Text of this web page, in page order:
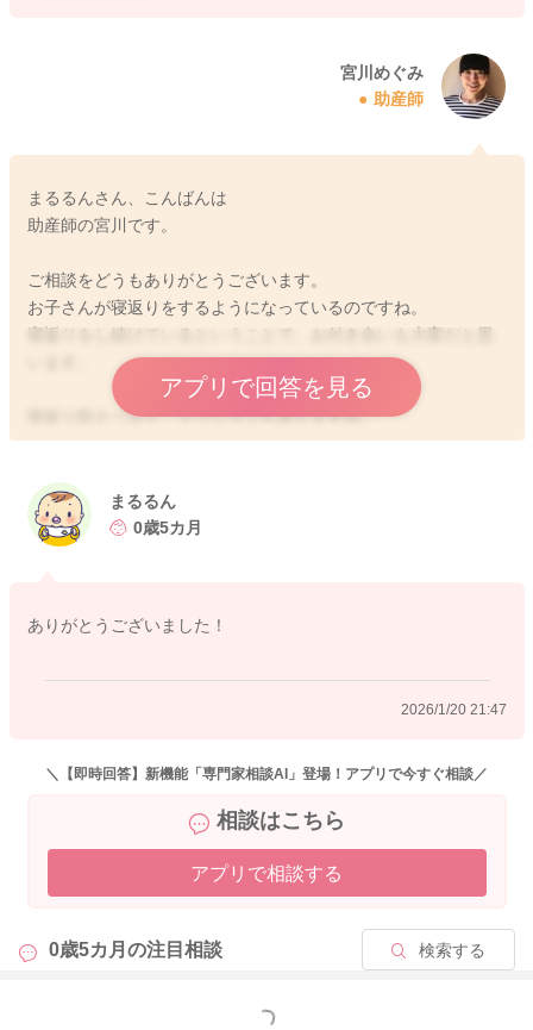
宮川めぐみ
助産師
まるるんさん、こんばんは
助産師の宮川です。
ご相談をどうもありがとうございます。
お子さんが寝返りをするようになっているのですね。
寝返りをし続けているということで、お付き合いも大変だと思
寝返り防止ベルト、クッションもありますね。
それで発達に支障をきたしてしまうということはないかと思う
出してしまうお子さんもいますし、クッションの置いてみて
も、うまく乗り越えて？避けるようにしてゴロンとしてしまう
1歳前後ぐらいまでのご使用になるかと思います。
寝返り返りができるようになったら、その分安心感は増えるか
1歳までは気づいた時に仰向けにと言われていることはありま
す。
ように、ごろごろしてもらうといいと思いますよ。
どうぞよろしくお願いします。
アプリで回答を見る
まるるん
0歳5カ月
ありがとうございました！
2026/1/20 21:47
＼【即時回答】新機能「専門家相談AI」登場！アプリで今すぐ相談／
相談はこちら
アプリで相談する
0歳5カ月の注目相談 検索する
もっと見る